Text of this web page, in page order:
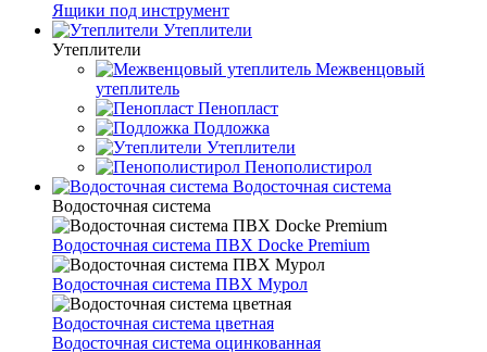
Ящики под инструмент
Утеплители
Утеплители
Межвенцовый
утеплитель
Пенопласт
Подложка
Утеплители
Пенополистирол
Водосточная система
Водосточная система
Водосточная система ПВХ Docke Premium
Водосточная система ПВХ Мурол
Водосточная система цветная
Водосточная система оцинкованная